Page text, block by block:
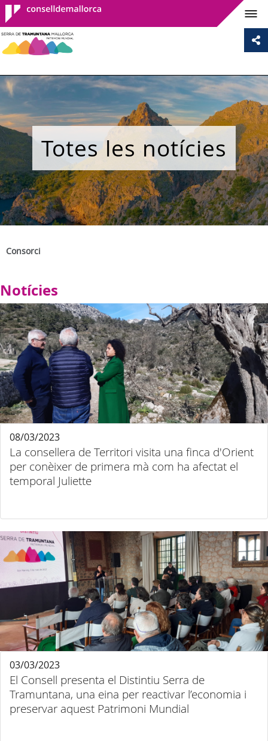
Consell de
Mallorca
Totes les notícies
Consorci
Notícies
La consellera de Territori visita una finca d'Orient
per conèixer de primera mà com ha afectat el
temporal Juliette
08/03/2023
El Consell presenta el Distintiu Serra de
Tramuntana, una eina per reactivar l’economia i
preservar aquest Patrimoni Mundial
03/03/2023